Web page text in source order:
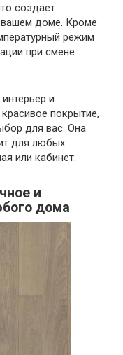
создает
доме. Кроме
режим
при смене
и
покрытие,
для вас. Она
для любых
или кабинет.
и
дома